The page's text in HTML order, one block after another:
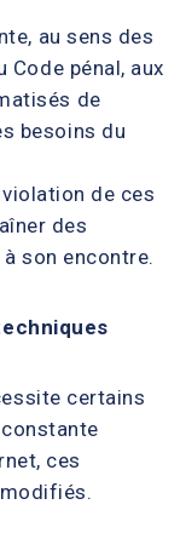
au sens des
pénal, aux
de
besoins du
de ces
des
son encontre.
certains
ces